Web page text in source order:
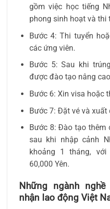
gồm việc học tiếng
phong sinh hoạt và thi
Bước 4: Thi tuyển
các ứng viên.
Bước 5: Sau khi
được đào tạo nâng
Bước 6: Xin visa hoặc
Bước 7: Đặt vé và xuất
Bước 8: Đào tạo thêm
sau khi nhập cảnh
khoảng 1 tháng,
60,000 Yên.
Những ngành
nhận lao động Việt